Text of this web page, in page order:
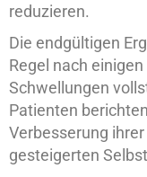
reduzieren.
Die endgültigen
Regel nach
Schwellungen
Patienten
Verbesserung
gesteigerten